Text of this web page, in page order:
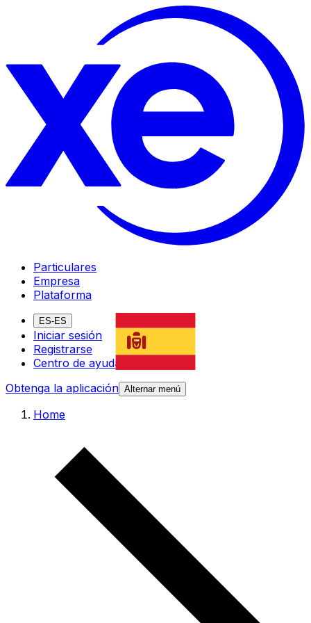
Particulares
Empresa
Plataforma
ES-ES
Iniciar sesión
Registrarse
Centro de ayuda
Obtenga la aplicación Alternar menú
Home